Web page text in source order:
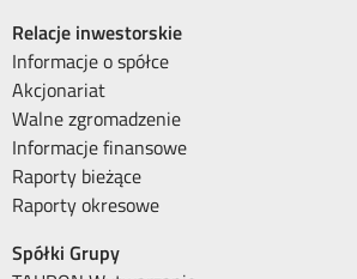
Relacje inwestorskie
Informacje o spółce
Akcjonariat
Walne zgromadzenie
Informacje finansowe
Raporty bieżące
Raporty okresowe
Spółki Grupy